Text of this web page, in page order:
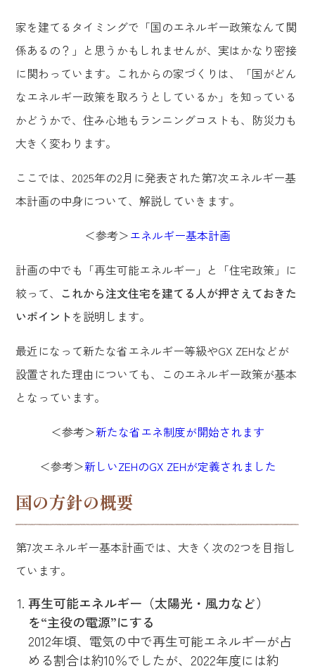
家を建てるタイミングで「国のエネルギー政策なんて関
係あるの？」と思うかもしれませんが、実はかなり密接
に関わっています。これからの家づくりは、「国がどん
なエネルギー政策を取ろうとしているか」を知っている
かどうかで、住み心地もランニングコストも、防災力も
大きく変わります。
ここでは、2025年の2月に発表された第7次エネルギー基
本計画の中身について、解説していきます。
＜参考＞エネルギー基本計画
計画の中でも「再生可能エネルギー」と「住宅政策」に
絞って、 これから注文住宅を建てる人が押さえておきた
いポイントを説明します。
最近になって新たな省エネルギー等級やGX ZEHなどが
設置された理由についても、このエネルギー政策が基本
となっています。
＜参考＞新たな省エネ制度が開始されます
＜参考＞新しいZEHのGX ZEHが定義されました
国の方針の概要
第7次エネルギー基本計画では、大きく次の2つを目指し
ています。
再生可能エネルギー（太陽光・風力など）
を“主役の電源”にする
2012年頃、電気の中で再生可能エネルギーが占
める割合は約10％でしたが、2022年度には約